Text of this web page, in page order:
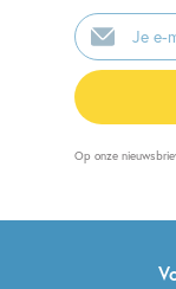
E-
mailadres
Op onze